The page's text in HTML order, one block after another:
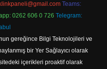
Teams:
0262 606 0 726 Telegram:
gereğince Bilgi Teknolojileri ve
bir Yer Sağlayıcı olarak
içerikleri proaktif olarak